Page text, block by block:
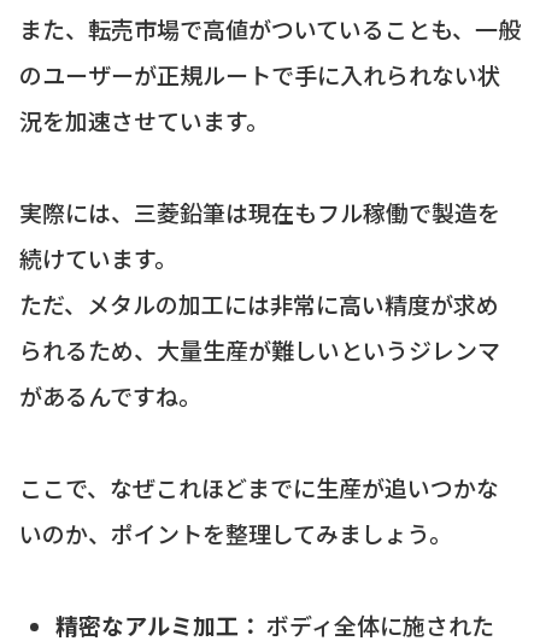
また、転売市場で高値がついていることも、一般
のユーザーが正規ルートで手に入れられない状
況を加速させています。
実際には、三菱鉛筆は現在もフル稼働で製造を
続けています。
ただ、メタルの加工には非常に高い精度が求め
られるため、大量生産が難しいというジレンマ
があるんですね。
ここで、なぜこれほどまでに生産が追いつかな
いのか、ポイントを整理してみましょう。
精密なアルミ加工： ボディ全体に施された